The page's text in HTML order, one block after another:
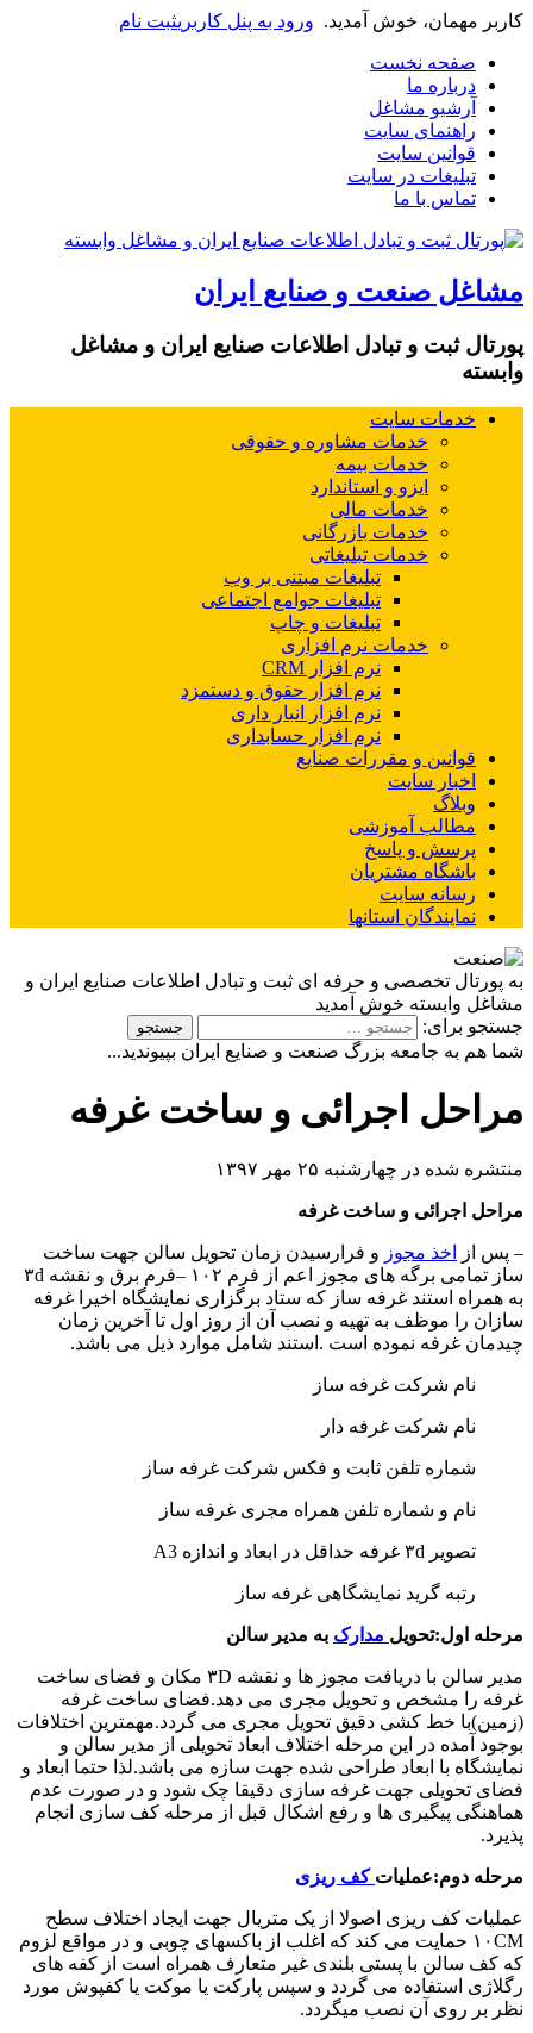
کاربر مهمان، خوش آمدید. ورود به پنل کاربریثبت نام
صفحه نخست
درباره ما
آرشیو مشاغل
راهنمای سایت
قوانین سایت
تبلیغات در سایت
تماس با ما
مشاغل صنعت و صنایع ایران
پورتال ثبت و تبادل اطلاعات صنایع ایران و مشاغل
وابسته
خدمات سایت
خدمات مشاوره و حقوقی
خدمات بیمه
ایزو و استاندارد
خدمات مالی
خدمات بازرگانی
خدمات تبلیغاتی
تبلیغات مبتنی بر وب
تبلیغات جوامع اجتماعی
تبلیغات و چاپ
خدمات نرم افزاری
نرم افزار CRM
نرم افزار حقوق و دستمزد
نرم افزار انبار داری
نرم افزار حسابداری
قوانین و مقررات صنایع
اخبار سایت
وبلاگ
مطالب آموزشی
پرسش و پاسخ
باشگاه مشتریان
رسانه سایت
نمایندگان استانها
به پورتال تخصصی و حرفه ای ثبت و تبادل اطلاعات صنایع ایران و
مشاغل وابسته خوش آمدید
جستجو برای:
شما هم به جامعه بزرگ صنعت و صنایع ایران بپیوندید...
مراحل اجرائی و ساخت غرفه
منتشره شده در چهارشنبه ۲۵ مهر ۱۳۹۷
مراحل اجرائی و ساخت غرفه
– پس از اخذ مجوز و فرارسیدن زمان تحویل سالن جهت ساخت
ساز تمامی برگه های مجوز اعم از فرم ۱۰۲ –فرم برق و نقشه ۳d
به همراه استند غرفه ساز که ستاد برگزاری نمایشگاه اخیرا غرفه
سازان را موظف به تهیه و نصب آن از روز اول تا آخرین زمان
چیدمان غرفه نموده است .استند شامل موارد ذیل می باشد.
نام شرکت غرفه ساز
نام شرکت غرفه دار
شماره تلفن ثابت و فکس شرکت غرفه ساز
نام و شماره تلفن همراه مجری غرفه ساز
تصویر ۳d غرفه حداقل در ابعاد و اندازه A3
رتبه گرید نمایشگاهی غرفه ساز
مرحله اول:تحویل مدارک به مدیر سالن
مدیر سالن با دریافت مجوز ها و نقشه ۳D مکان و فضای ساخت
غرفه را مشخص و تحویل مجری می دهد.فضای ساخت غرفه
(زمین)با خط کشی دقیق تحویل مجری می گردد.مهمترین اختلافات
بوجود آمده در این مرحله اختلاف ابعاد تحویلی از مدیر سالن و
نمایشگاه با ابعاد طراحی شده جهت سازه می باشد.لذا حتما ابعاد و
فضای تحویلی جهت غرفه سازی دقیقا چک شود و در صورت عدم
هماهنگی پیگیری ها و رفع اشکال قبل از مرحله کف سازی انجام
پذیرد.
مرحله دوم:عملیات کف ریزی
عملیات کف ریزی اصولا از یک متریال جهت ایجاد اختلاف سطح
۱۰CM حمایت می کند که اغلب از باکسهای چوبی و در مواقع لزوم
که کف سالن با پستی بلندی غیر متعارف همراه است از کفه های
رگلاژی استفاده می گردد و سپس پارکت یا موکت یا کفپوش مورد
نظر بر روی آن نصب میگردد.